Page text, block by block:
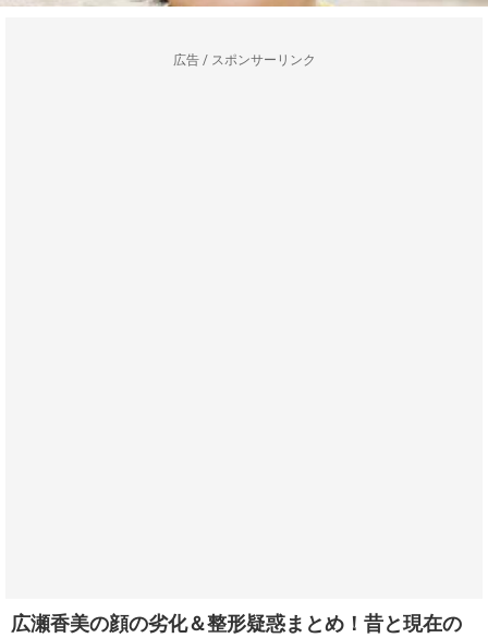
広告 / スポンサーリンク
広瀬香美の顔の劣化＆整形疑惑まとめ！昔と現在の